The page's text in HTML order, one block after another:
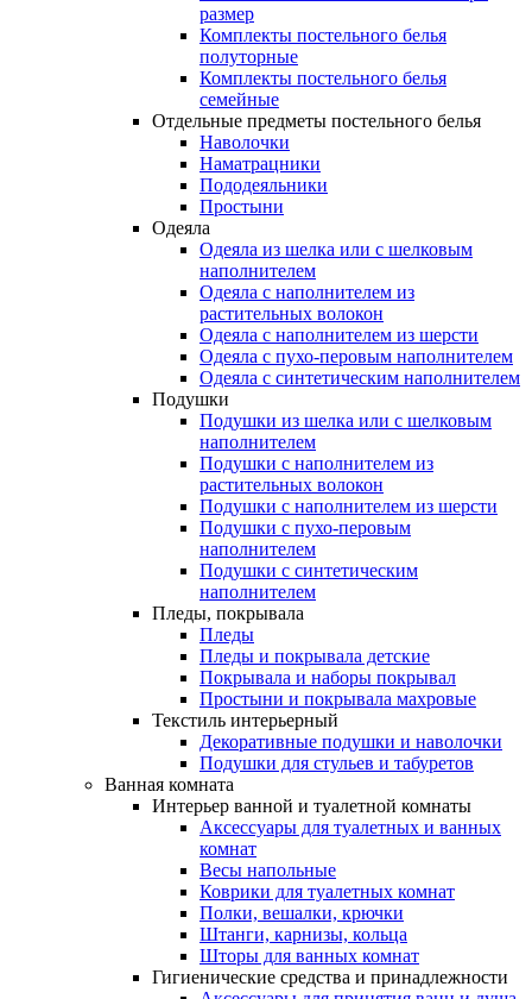
размер
Комплекты постельного белья
полуторные
Комплекты постельного белья
семейные
Отдельные предметы постельного белья
Наволочки
Наматрацники
Пододеяльники
Простыни
Одеяла
Одеяла из шелка или с шелковым
наполнителем
Одеяла с наполнителем из
растительных волокон
Одеяла с наполнителем из шерсти
Одеяла с пухо-перовым наполнителем
Одеяла с синтетическим наполнителем
Подушки
Подушки из шелка или с шелковым
наполнителем
Подушки с наполнителем из
растительных волокон
Подушки с наполнителем из шерсти
Подушки с пухо-перовым
наполнителем
Подушки с синтетическим
наполнителем
Пледы, покрывала
Пледы
Пледы и покрывала детские
Покрывала и наборы покрывал
Простыни и покрывала махровые
Текстиль интерьерный
Декоративные подушки и наволочки
Подушки для стульев и табуретов
Ванная комната
Интерьер ванной и туалетной комнаты
Аксессуары для туалетных и ванных
комнат
Весы напольные
Коврики для туалетных комнат
Полки, вешалки, крючки
Штанги, карнизы, кольца
Шторы для ванных комнат
Гигиенические средства и принадлежности